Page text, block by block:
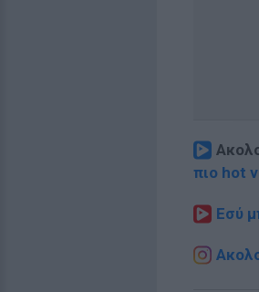
πιο hot
Εσύ